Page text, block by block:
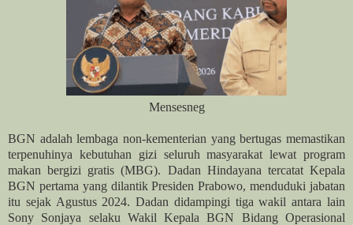
Mensesneg
BGN adalah lembaga non-kementerian yang bertugas memastikan
terpenuhinya kebutuhan gizi seluruh masyarakat lewat program
makan bergizi gratis (MBG). Dadan Hindayana tercatat Kepala
BGN pertama yang dilantik Presiden Prabowo, menduduki jabatan
itu sejak Agustus 2024. Dadan didampingi tiga wakil antara lain
Sony Sonjaya selaku Wakil Kepala BGN Bidang Operasional